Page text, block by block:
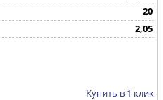
20
2,05
Купить в 1 клик